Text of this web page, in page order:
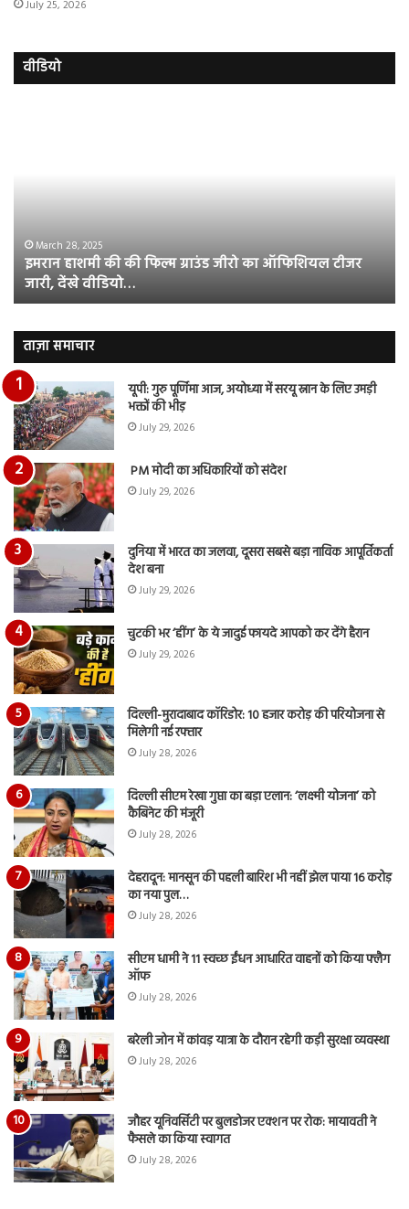
July 25, 2026
वीडियो
का
ऑफिशियल
टीजर
जारी,
वीडियो…
March 28, 2025
इमरान हाशमी की की फिल्म ग्राउंड जीरो का ऑफिशियल टीजर
जारी, देंखे वीडियो…
ताज़ा समाचार
यूपी: गुरु पूर्णिमा आज, अयोध्या में सरयू स्नान के लिए उमड़ी
भक्तों की भीड़
July 29, 2026
PM मोदी का अधिकारियों को संदेश
July 29, 2026
दुनिया में भारत का जलवा, दूसरा सबसे बड़ा नाविक आपूर्तिकर्ता
देश बना
July 29, 2026
चुटकी भर ‘हींग’ के ये जादुई फायदे आपको कर देंगे हैरान
July 29, 2026
दिल्ली-मुरादाबाद कॉरिडोर: 10 हजार करोड़ की परियोजना से
मिलेगी नई रफ्तार
July 28, 2026
दिल्ली सीएम रेखा गुप्ता का बड़ा एलान: ‘लक्ष्मी योजना’ को
कैबिनेट की मंजूरी
July 28, 2026
देहरादून: मानसून की पहली बारिश भी नहीं झेल पाया 16 करोड़
का नया पुल…
July 28, 2026
सीएम धामी ने 11 स्वच्छ ईंधन आधारित वाहनों को किया फ्लैग
ऑफ
July 28, 2026
बरेली जोन में कांवड़ यात्रा के दौरान रहेगी कड़ी सुरक्षा व्यवस्था
July 28, 2026
जौहर यूनिवर्सिटी पर बुलडोजर एक्शन पर रोक: मायावती ने
फैसले का किया स्वागत
July 28, 2026